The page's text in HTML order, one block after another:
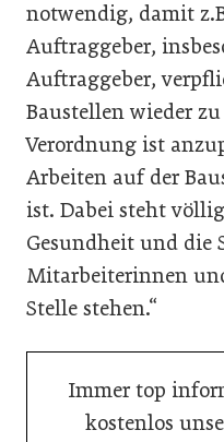
notwendig, damit
Auftraggeber,
Auftraggeber,
Baustellen wieder
Verordnung ist
Arbeiten auf der
ist. Dabei steht
Gesundheit und die
Mitarbeiterinnen
Stelle stehen.“
Immer top
kostenlos